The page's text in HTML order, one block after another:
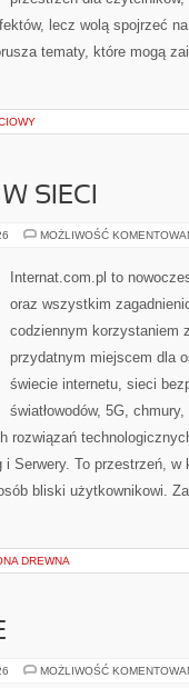
lecz wolą spojrzeć
tematy, które mogą
SIECI
MOŻLIWOŚĆ
Internat.com.pl to
oraz wszystkim
codziennym korzystaniem
przydatnym miejscem dla
świecie internetu, sieci
światłowodów, 5G,
rozwiązań
i Serwery. To przestrzeń,
bliski użytkownikowi.
DREWNA
MOŻLIWOŚĆ